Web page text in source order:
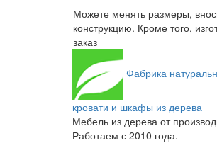
Можете менять размеры,
конструкцию. Кроме того,
заказ
Фабрика
кровати и шкафы из дерева
Мебель из дерева от
Работаем с 2010 года.